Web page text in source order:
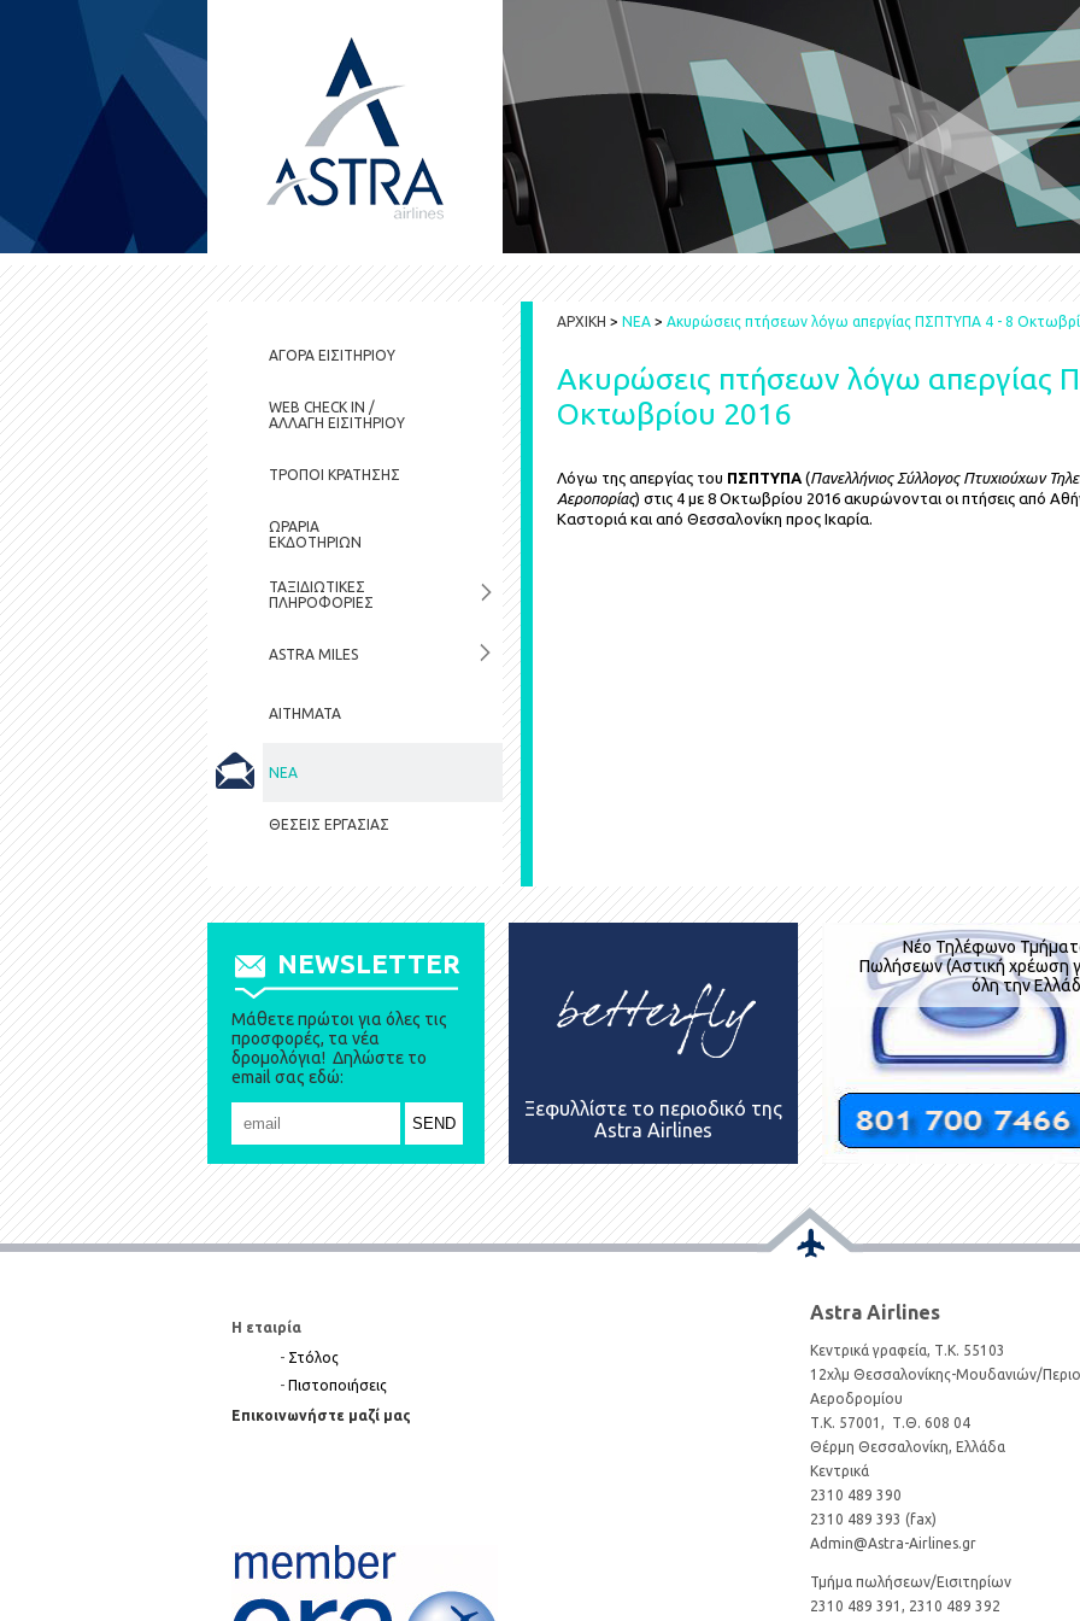
ΑΓΟΡΑ ΕΙΣΙΤΗΡΙΟΥ
WEB CHECK IN /
ΑΛΛΑΓΗ ΕΙΣIΤΗΡΙΟΥ
ΤΡΟΠΟΙ ΚΡΑΤΗΣΗΣ
ΩΡΑΡΙΑ
ΕΚΔΟΤΗΡΙΩΝ
ΤΑΞΙΔΙΩΤΙΚΕΣ
ΠΛΗΡΟΦΟΡΙΕΣ
ASTRA MILES
ΑΙΤΗΜΑΤΑ
ΝΕΑ
ΘΕΣΕΙΣ ΕΡΓΑΣΙΑΣ
ΑΡΧΙΚΗ > ΝΕΑ > Ακυρώσεις πτήσεων λόγω απεργίας ΠΣΠΤΥΠΑ 4 - 8
Ακυρώσεις πτήσεων λόγω απεργίας
Οκτωβρίου 2016
Λόγω της απεργίας του ΠΣΠΤΥΠΑ (Πανελλήνιος Σύλλογος Πτυχιούχων
Αεροπορίας) στις 4 με 8 Οκτωβρίου 2016 ακυρώνονται οι πτήσεις από
Καστοριά και από Θεσσαλονίκη προς Ικαρία.
NEWSLETTER
Μάθετε πρώτοι για όλες τις
προσφορές, τα νέα
δρομολόγια! Δηλώστε το
email σας εδώ:
Ξεφυλλίστε το περιοδικό της
Astra Airlines
Σε όλες μας τις
βαλίτσα
Νέο Τηλέφωνο
Πωλήσεων (Αστική χρέωση
όλη την
Η εταιρία
- Στόλος
- Πιστοποιήσεις
Επικοινωνήστε μαζί μας
Astra Airlines
Κεντρικά γραφεία, Τ.Κ. 55103
12χλμ Θεσσαλονίκης-Μουδανιών/
Αεροδρομίου
Τ.Κ. 57001, Τ.Θ. 608 04
Θέρμη Θεσσαλονίκη, Ελλάδα
Κεντρικά
2310 489 390
2310 489 393 (fax)
Admin@Astra-Airlines.gr
Τμήμα πωλήσεων/Εισιτηρίων
2310 489 391, 2310 489 392